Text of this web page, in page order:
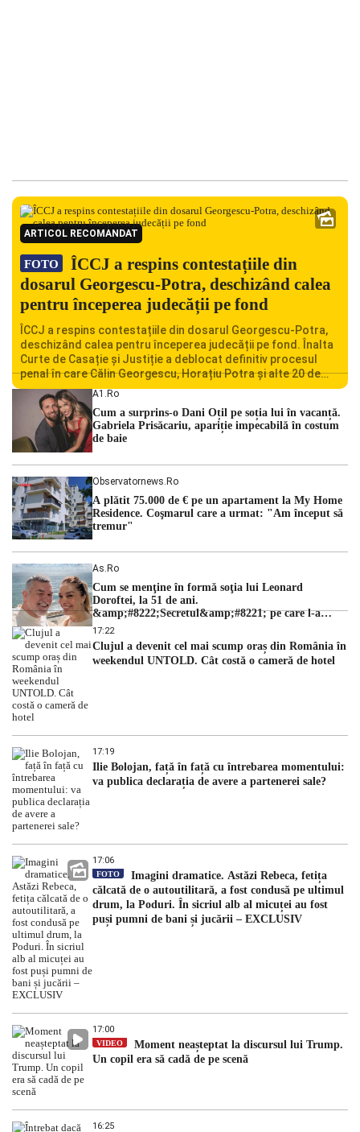
ARTICOL RECOMANDAT
FOTO
ÎCCJ a respins contestațiile din
dosarul Georgescu-Potra, deschizând calea
pentru începerea judecății pe fond
ÎCCJ a respins contestațiile din dosarul Georgescu-Potra,
deschizând calea pentru începerea judecății pe fond. Înalta
Curte de Casație și Justiție a deblocat definitiv procesul
penal în care Călin Georgescu, Horațiu Potra și alte 20 de
persoane sunt acuzați de acțiuni îndreptate împotriva
ordinii constituționale. În ședința din camera preliminară,
judecătorii de la instanța supremă au […]
A1.ro
Cum a surprins-o Dani Oțil pe soția lui în vacanță.
Gabriela Prisăcariu, apariție impecabilă în costum
de baie
Observatornews.ro
A plătit 75.000 de € pe un apartament la My Home
Residence. Coşmarul care a urmat: "Am început să
tremur"
As.ro
Cum se menţine în formă soţia lui Leonard
Doroftei, la 51 de ani.
&amp;#8222;Secretul&amp;#8221; pe care l-a
dezvăluit
17:22
Clujul a devenit cel mai scump oraș din România în
weekendul UNTOLD. Cât costă o cameră de hotel
17:19
Ilie Bolojan, față în față cu întrebarea momentului:
va publica declarația de avere a partenerei sale?
17:06
FOTO
Imagini dramatice. Astăzi Rebeca, fetița
călcată de o autoutilitară, a fost condusă pe ultimul
drum, la Poduri. În sicriul alb al micuței au fost
puși pumni de bani și jucării – EXCLUSIV
17:00
VIDEO
Moment neașteptat la discursul lui Trump.
Un copil era să cadă de pe scenă
16:25